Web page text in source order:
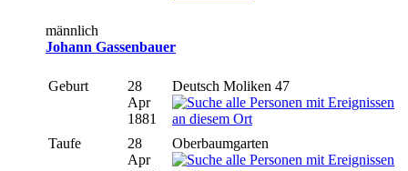
männlich
Johann Gassenbauer
Geburt
28
Apr
1881
Deutsch Moliken 47
Taufe
28
Apr
Oberbaumgarten